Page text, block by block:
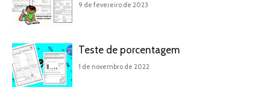
9 de fevereiro de 2023
Teste de porcentagem
1 de novembro de 2022